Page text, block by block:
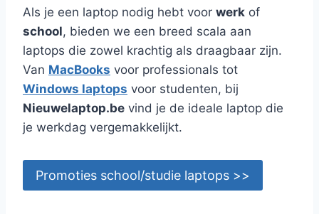
Als je een laptop nodig hebt voor werk of
school, bieden we een breed scala aan
laptops die zowel krachtig als draagbaar zijn.
Van MacBooks voor professionals tot
Windows laptops voor studenten, bij
Nieuwelaptop.be vind je de ideale laptop die
je werkdag vergemakkelijkt.
Promoties school/studie laptops >>